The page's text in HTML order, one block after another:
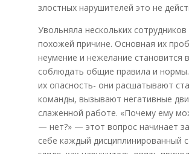
злостных нарушителей это не
Увольняла нескольких сотрудников
похожей причине. Основная их
неумение и нежелание становится
соблюдать общие правила и
их опасность- они расшатывают
команды, вызывают негативные
слаженной работе. «Почему ему
— нет?» — этот вопрос начинает
себе каждый дисциплинированный